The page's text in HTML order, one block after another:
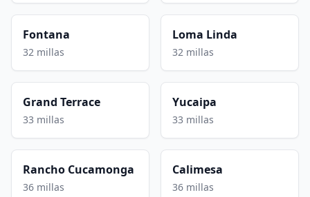
Fontana
32 millas
Loma Linda
32 millas
Grand Terrace
33 millas
Yucaipa
33 millas
Rancho Cucamonga
36 millas
Calimesa
36 millas